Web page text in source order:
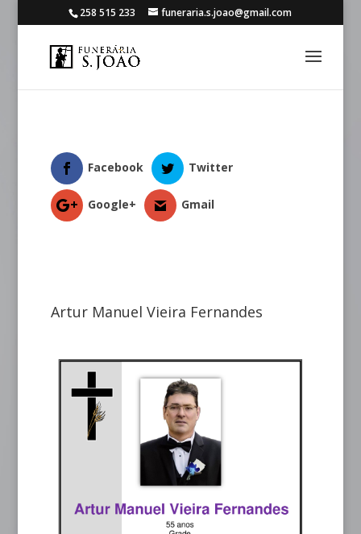
258 515 233 funeraria.s.joao@gmail.com
Facebook Twitter
Google+ Gmail
Artur Manuel Vieira Fernandes